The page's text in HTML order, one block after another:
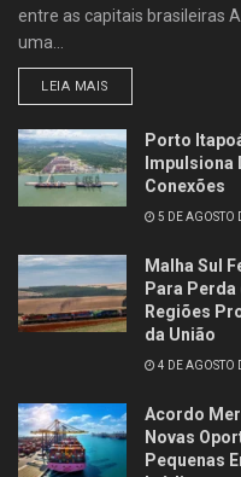
entre as capitais brasileiras
uma...
LEIA MAIS
Porto
Impulsiona
Conexões
5 DE AGOSTO
Malha Sul
Para Perda
Regiões
da União
4 DE AGOSTO
Acordo
Novas
Pequenas